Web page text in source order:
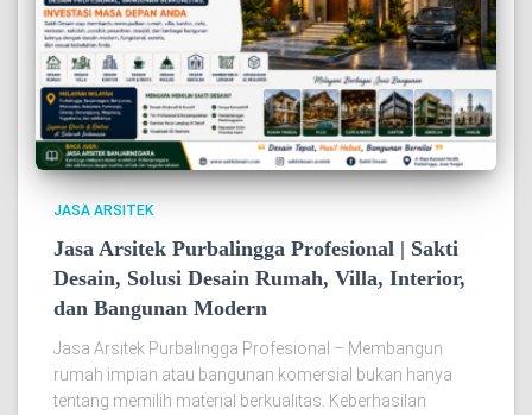
JASA ARSITEK
Jasa Arsitek Purbalingga Profesional | Sakti
Desain, Solusi Desain Rumah, Villa, Interior,
dan Bangunan Modern
Jasa Arsitek Purbalingga Profesional – Membangun
rumah impian atau bangunan komersial bukan hanya
tentang memilih material berkualitas. Keberhasilan